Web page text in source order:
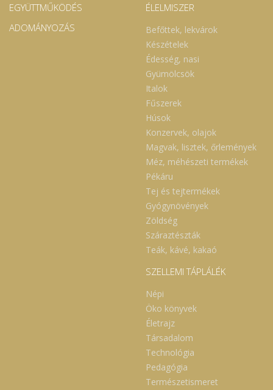
EGYÜTTMŰKÖDÉS
ADOMÁNYOZÁS
ÉLELMISZER
Befőttek, lekvárok
Készételek
Édesség, nasi
Gyümölcsök
Italok
Fűszerek
Húsok
Konzervek, olajok
Magvak, lisztek, őrlemények
Méz, méhészeti termékek
Pékáru
Tej és tejtermékek
Gyógynövények
Zöldség
Száraztészták
Teák, kávé, kakaó
SZELLEMI TÁPLÁLÉK
Népi
Öko könyvek
Életrajz
Társadalom
Technológia
Pedagógia
Természetismeret